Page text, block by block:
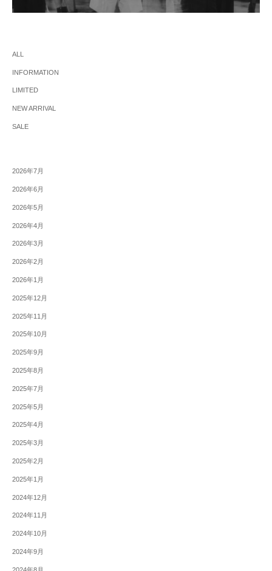
ALL
INFORMATION
LIMITED
NEW ARRIVAL
SALE
2026年7月
2026年6月
2026年5月
2026年4月
2026年3月
2026年2月
2026年1月
2025年12月
2025年11月
2025年10月
2025年9月
2025年8月
2025年7月
2025年5月
2025年4月
2025年3月
2025年2月
2025年1月
2024年12月
2024年11月
2024年10月
2024年9月